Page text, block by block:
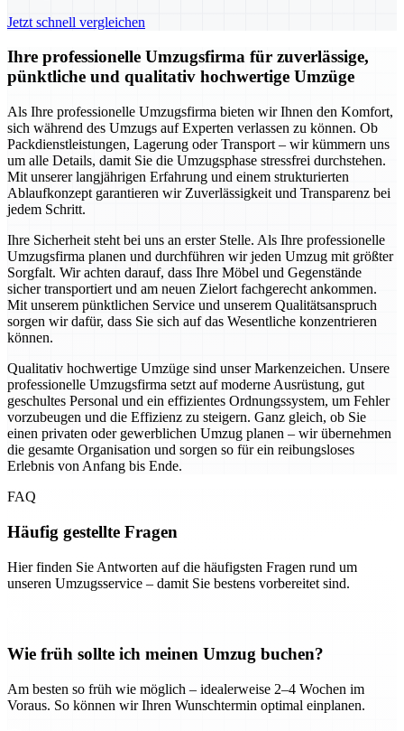
Jetzt schnell vergleichen
Ihre professionelle Umzugsfirma für zuverlässige,
pünktliche und qualitativ hochwertige Umzüge
Als Ihre professionelle Umzugsfirma bieten wir Ihnen den Komfort,
sich während des Umzugs auf Experten verlassen zu können. Ob
Packdienstleistungen, Lagerung oder Transport – wir kümmern uns
um alle Details, damit Sie die Umzugsphase stressfrei durchstehen.
Mit unserer langjährigen Erfahrung und einem strukturierten
Ablaufkonzept garantieren wir Zuverlässigkeit und Transparenz bei
jedem Schritt.
Ihre Sicherheit steht bei uns an erster Stelle. Als Ihre professionelle
Umzugsfirma planen und durchführen wir jeden Umzug mit größter
Sorgfalt. Wir achten darauf, dass Ihre Möbel und Gegenstände
sicher transportiert und am neuen Zielort fachgerecht ankommen.
Mit unserem pünktlichen Service und unserem Qualitätsanspruch
sorgen wir dafür, dass Sie sich auf das Wesentliche konzentrieren
können.
Qualitativ hochwertige Umzüge sind unser Markenzeichen. Unsere
professionelle Umzugsfirma setzt auf moderne Ausrüstung, gut
geschultes Personal und ein effizientes Ordnungssystem, um Fehler
vorzubeugen und die Effizienz zu steigern. Ganz gleich, ob Sie
einen privaten oder gewerblichen Umzug planen – wir übernehmen
die gesamte Organisation und sorgen so für ein reibungsloses
Erlebnis von Anfang bis Ende.
FAQ
Häufig gestellte Fragen
Hier finden Sie Antworten auf die häufigsten Fragen rund um
unseren Umzugsservice – damit Sie bestens vorbereitet sind.
Wie früh sollte ich meinen Umzug buchen?
Am besten so früh wie möglich – idealerweise 2–4 Wochen im
Voraus. So können wir Ihren Wunschtermin optimal einplanen.